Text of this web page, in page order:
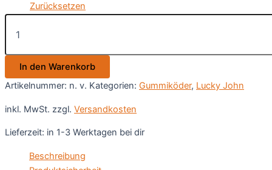
Zurücksetzen
Lucky
John Hogy
3
MengeIn den Warenkorb
Artikelnummer: n. v. Kategorien: Gummiköder, Lucky John
inkl. MwSt. zzgl. Versandkosten
Lieferzeit: in 1-3 Werktagen bei dir
Beschreibung